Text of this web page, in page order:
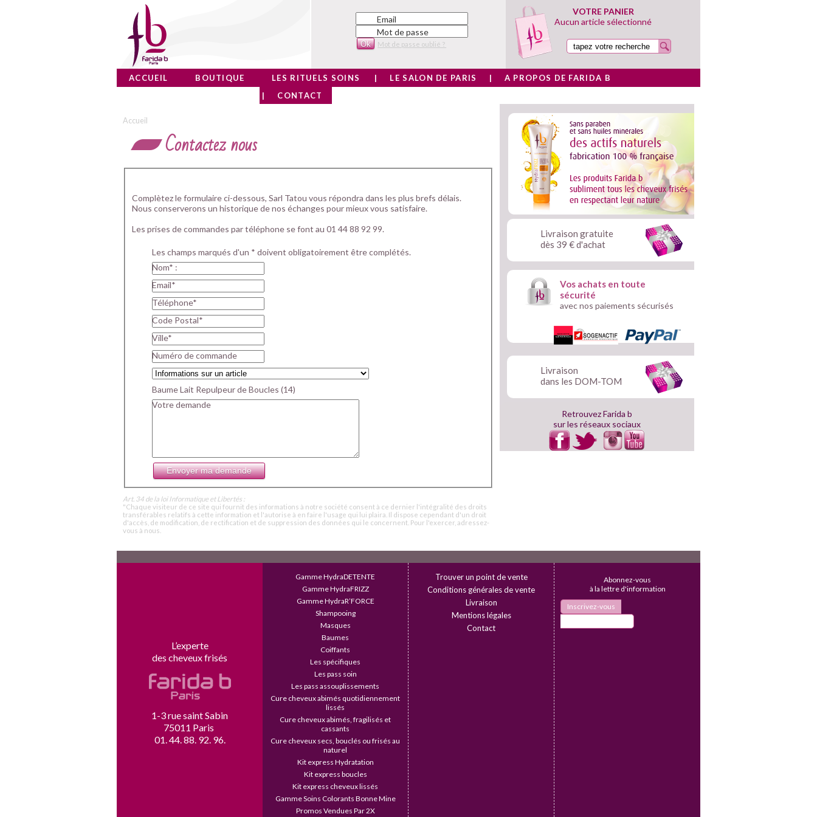
Email
Mot de passe
Mot de passe oublié ?
VOTRE PANIER
Aucun article sélectionné
ACCUEIL BOUTIQUE LES RITUELS SOINS LE SALON DE PARIS
A PROPOS DE FARIDA B
CONTACT
Accueil
Contactez nous
Complètez le formulaire ci-dessous, Sarl Tatou vous répondra dans les plus brefs délais.
Nous conserverons un historique de nos échanges pour mieux vous satisfaire.
Les prises de commandes par téléphone se font au 01 44 88 92 99.
Les champs marqués d'un * doivent obligatoirement être complétés.
Nom* :
Email*
Téléphone*
Code Postal*
Ville*
Numéro de commande
Baume Lait Repulpeur de Boucles (14)
Votre demande
Art. 34 de la loi Informatique et Libertés :
"Chaque visiteur de ce site qui fournit des informations à notre société consent à ce dernier l'intégralité des droits
transférables relatifs à cette information et l'autorise à en faire l'usage qui lui plaira. Il dispose cependant d'un droit
d'accès, de modification, de rectification et de suppression des données qui le concernent. Pour l'exercer, adressez-
vous à nous.
Livraison gratuite
dès 39 € d'achat
Vos achats en toute
sécurité
avec nos paiements sécurisés
Livraison
dans les DOM-TOM
Retrouvez Farida b
sur les réseaux sociaux
L’experte
des cheveux frisés
1-3 rue saint Sabin
75011 Paris
01. 44. 88. 92. 96.
Gamme HydraDETENTE
Gamme HydraFRIZZ
Gamme HydraR’FORCE
Shampooing
Masques
Baumes
Coiffants
Les spécifiques
Les pass soin
Les pass assouplissements
Cure cheveux abimés quotidiennement
lissés
Cure cheveux abimés, fragilisés et
cassants
Cure cheveux secs, bouclés ou frisés au
naturel
Kit express Hydratation
Kit express boucles
Kit express cheveux lissés
Gamme Soins Colorants Bonne Mine
Promos Vendues Par 2X
Trouver un point de vente
Conditions générales de vente
Livraison
Mentions légales
Contact
Abonnez-vous
à la lettre d'information
Inscrivez-vous